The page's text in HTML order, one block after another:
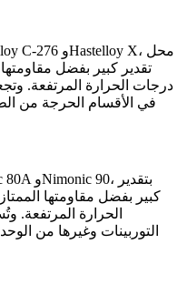
C-276 وHastelloy X، محل
تقدير كبير بفضل
درجات الحرارة المرتفعة.
في الأقسام الحرجة من
80A وNimonic 90، بتقدير
كبير بفضل مقاومتها
الحرارة المرتفعة.
التوربينات وغيرها من